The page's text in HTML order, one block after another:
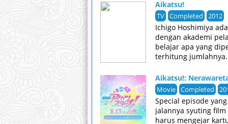
Aikatsu!
TV Completed 2012
Ichigo Hoshimiya
dengan akademi
belajar apa yang
terhitung jumlahnya.
Aikatsu!:
Movie Completed
Special episode
jalannya syuting
harus mengejar